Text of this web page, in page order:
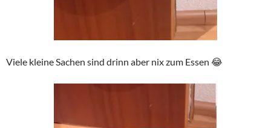
Viele kleine Sachen sind drinn aber nix zum Essen 😂